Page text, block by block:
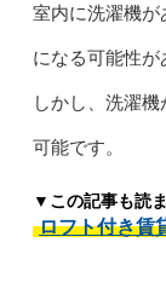
室内に洗濯機が
になる可能性が
しかし、洗濯
可能です。
▼この記事も読
ロフト付き賃